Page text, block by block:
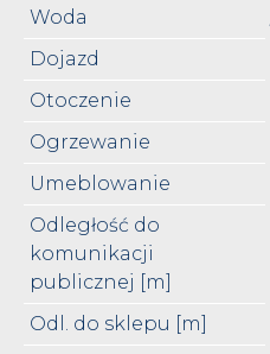
Woda
Dojazd
Otoczenie
Ogrzewanie
Umeblowanie
Odległość do
komunikacji
publicznej [m]
Odl. do sklepu [m]